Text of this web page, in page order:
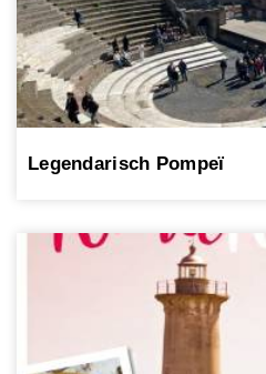
Legendarisch Pompeï